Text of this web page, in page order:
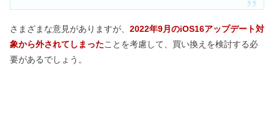
さまざまな意見がありますが、 2022年9月のiOS16アップデート対
象から外されてしまったことを考慮して、買い換えを検討する必
要があるでしょう。